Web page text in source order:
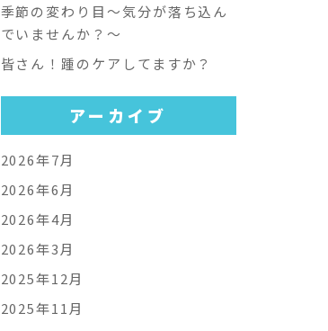
季節の変わり目～気分が落ち込ん
でいませんか？～
皆さん！踵のケアしてますか？
アーカイブ
2026年7月
2026年6月
2026年4月
2026年3月
2025年12月
2025年11月